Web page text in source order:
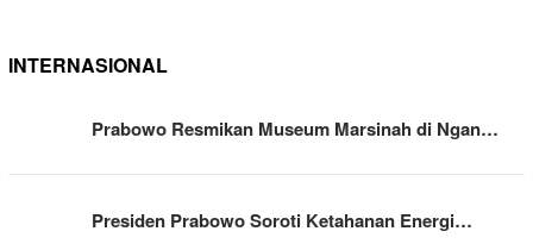
INTERNASIONAL
Prabowo Resmikan Museum Marsinah di Ngan…
Presiden Prabowo Soroti Ketahanan Energi…